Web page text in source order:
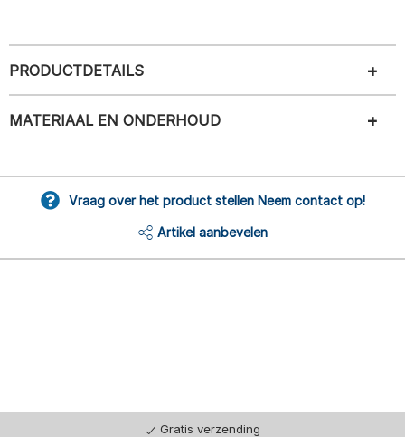
PRODUCTDETAILS
MATERIAAL EN ONDERHOUD
Vraag over het product stellen Neem contact op!
Artikel aanbevelen
Gratis verzending